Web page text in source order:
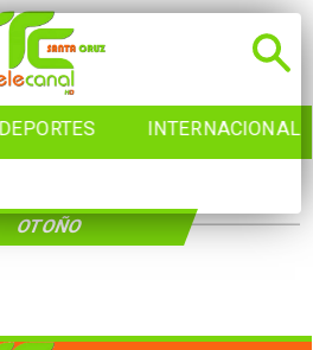
DEPORTES INTERNACIONAL
OTOÑO